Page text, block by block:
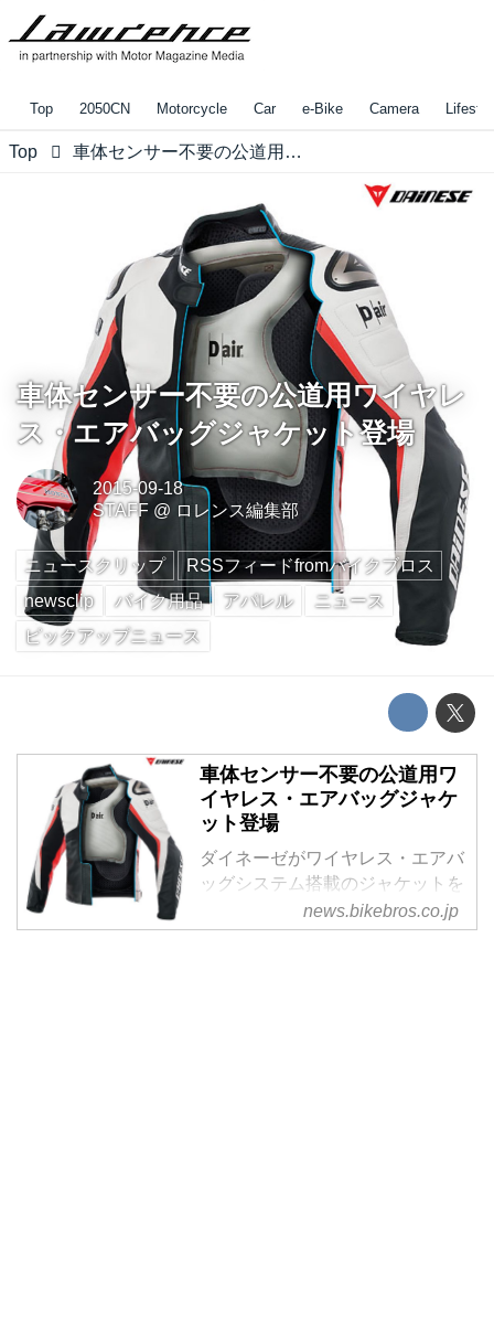
Top 2050CN Motorcycle Car e-Bike Camera
Top 車体センサー不要の公道用ワイヤレス・エアバッグジャケット登場
車体センサー不要の公道用ワイヤレ
ス・エアバッグジャケット登場
2015-09-18
STAFF@ ロレンス編集部
ニュースクリップ
RSSフィードfromバイクブロス
newsclip
バイク用品 アパレル
ニュース
ピックアップニュース
車体センサー不要の公道用ワ
イヤレス・エアバッグジャケ
ット登場
ダイネーゼがワイヤレス・エアバ
ッグシステム搭載のジャケットを
news.bikebros.co.jp